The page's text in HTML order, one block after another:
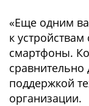
«Еще одним
к
смартфоны.
сравнительно
поддержкой
организации.